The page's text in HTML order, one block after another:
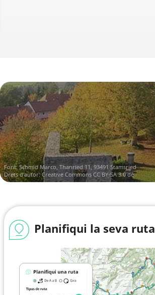
Font:Schmid Marco, Thanried 11, 93491 Stamsried
Drets d'autor:Creative Commons CC BY-SA 3.0 de
Planifiqui la seva ruta